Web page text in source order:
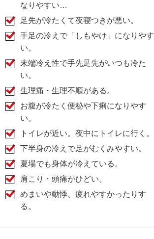
なりやすい…
足先が冷たくて夜寝つきが悪い。
手足の冷えで「しもやけ」になりやす
い。
末端冷え性で手先足先がいつも冷た
い。
生理痛・生理不順がある。
お腹が冷たく便秘や下痢になりやす
い。
トイレが近い。夜中にトイレに行く。
下半身の冷えで足がむくみやすい。
夏場でも身体が冷えている。
肩こり・頭痛がひどい。
めまいや動悸、疲れやすかったりす
る。